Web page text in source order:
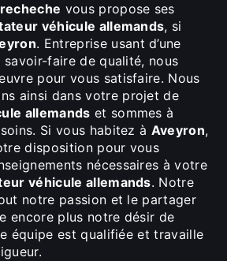
vous propose ses
véhicule allemands, si
. Entreprise usant d’une
savoir-faire de qualité, nous
pour vous satisfaire. Nous
ainsi dans votre projet de
allemands et sommes à
Si vous habitez à Aveyron,
disposition pour vous
nécessaires à votre
véhicule allemands. Notre
notre passion et le partager
encore plus notre désir de
équipe est qualifiée et travaille